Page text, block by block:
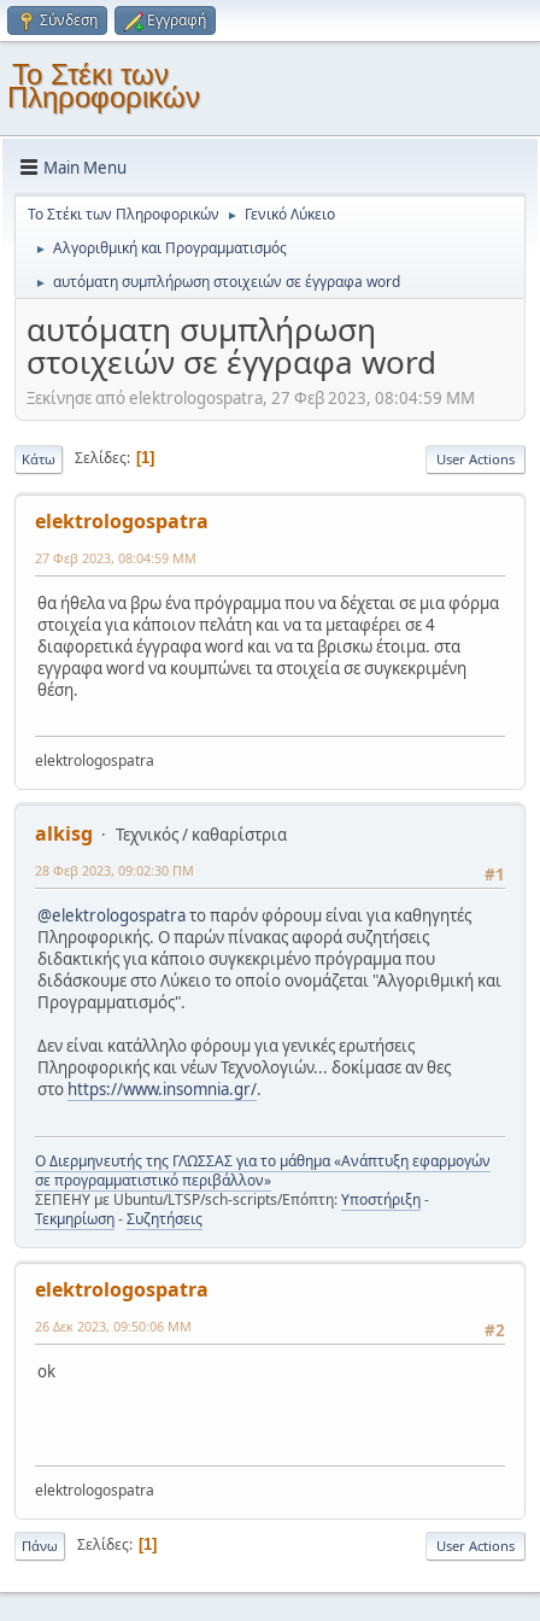
Σύνδεση Εγγραφή
Το Στέκι των
Πληροφορικών
Main Menu
Το Στέκι των Πληροφορικών ► Γενικό Λύκειο
► Αλγοριθμική και Προγραμματισμός
► αυτόματη συμπλήρωση στοιχειών σε έγγραφa word
αυτόματη συμπλήρωση
στοιχειών σε έγγραφa word
Ξεκίνησε από elektrologospatra, 27 Φεβ 2023, 08:04:59 ΜΜ
Κάτω Σελίδες 1 User Actions
elektrologospatra
27 Φεβ 2023, 08:04:59 ΜΜ
θα ήθελα να βρω ένα πρόγραμμα που να δέχεται σε μια φόρμα
στοιχεία για κάποιον πελάτη και να τα μεταφέρει σε 4
διαφορετικά έγγραφα word και να τα βρισκω έτοιμα. στα
εγγραφα word να κουμπώνει τα στοιχεία σε συγκεκριμένη
θέση.
elektrologospatra
alkisg
Τεχνικός / καθαρίστρια
#1
28 Φεβ 2023, 09:02:30 ΠΜ
@elektrologospatraτο παρόν φόρουμ είναι για καθηγητές
Πληροφορικής. Ο παρών πίνακας αφορά συζητήσεις
διδακτικής για κάποιο συγκεκριμένο πρόγραμμα που
διδάσκουμε στο Λύκειο το οποίο ονομάζεται "Αλγοριθμική και
Προγραμματισμός".
Δεν είναι κατάλληλο φόρουμ για γενικές ερωτήσεις
Πληροφορικής και νέων Τεχνολογιών... δοκίμασε αν θες
στο https://www.insomnia.gr/.
Ο Διερμηνευτής της ΓΛΩΣΣΑΣ για το μάθημα «Ανάπτυξη εφαρμογών
σε προγραμματιστικό περιβάλλον»
ΣΕΠΕΗΥ με Ubuntu/LTSP/sch-scripts/Επόπτη:Υποστήριξη-
Τεκμηρίωση-Συζητήσεις
elektrologospatra
#2
26 Δεκ 2023, 09:50:06 ΜΜ
ok
elektrologospatra
Πάνω Σελίδες 1 User Actions